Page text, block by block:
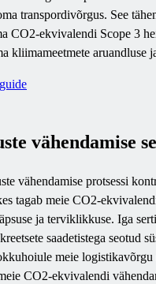
transpordivõrgus. See
CO2-ekvivalendi Scope 3
kliimameetmete aruandluse
vähendamise
vähendamise protsessi
tagab meie CO2-
ja terviklikkuse. Iga
saadetistega seotud
meie logistikavõrgu
CO2-ekvivalendi